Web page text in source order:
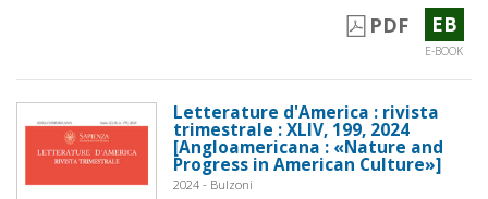
PDF EB
E-BOOK
Letterature d'America : rivista
trimestrale : XLIV, 199, 2024
[Angloamericana : «Nature and
Progress in American Culture»]
2024 - Bulzoni